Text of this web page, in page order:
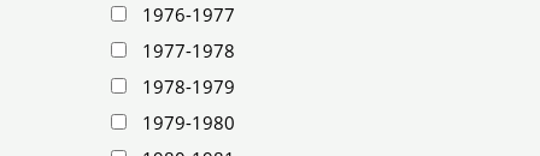
1976-1977
1977-1978
1978-1979
1979-1980